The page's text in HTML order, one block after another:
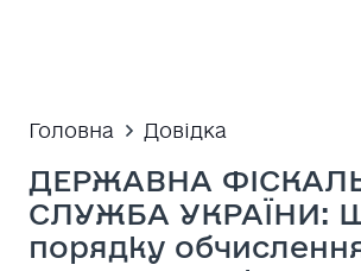
Головна Довідка
ДЕРЖАВНА
СЛУЖБА УКРАЇНИ:
порядку